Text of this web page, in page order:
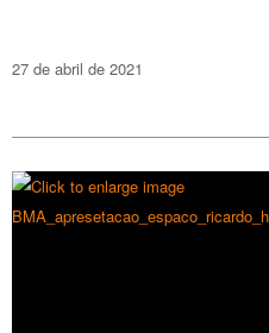
27 de abril de 2021